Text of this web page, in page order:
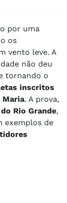
por uma
os
vento leve. A
não deu
tornando o
inscritos
Maria. A prova,
Rio Grande,
exemplos de